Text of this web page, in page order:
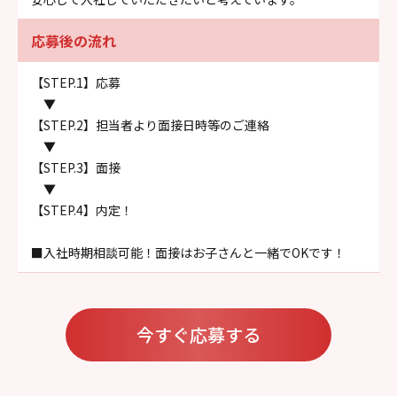
応募後の流れ
【STEP.1】応募
▼
【STEP.2】担当者より面接日時等のご連絡
▼
【STEP.3】面接
▼
【STEP.4】内定！
■入社時期相談可能！面接はお子さんと一緒でOKです！
今すぐ応募する